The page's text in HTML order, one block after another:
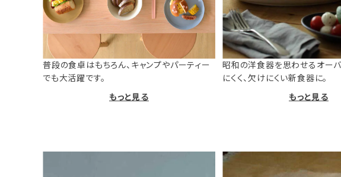
普段の食卓はもちろん、キャンプやパーティー
でも大活躍です。
もっと見る
昭和の洋食器を思わせるオー
にくく、欠けにくい新食器に。
もっと見る